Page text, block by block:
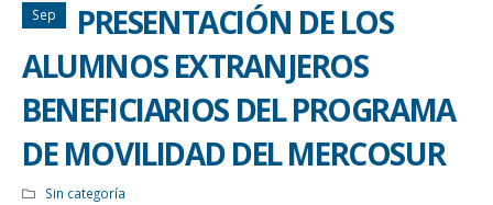
Sep
PRESENTACIÓN DE LOS
ALUMNOS EXTRANJEROS
BENEFICIARIOS DEL PROGRAMA
DE MOVILIDAD DEL MERCOSUR
Sin categoría